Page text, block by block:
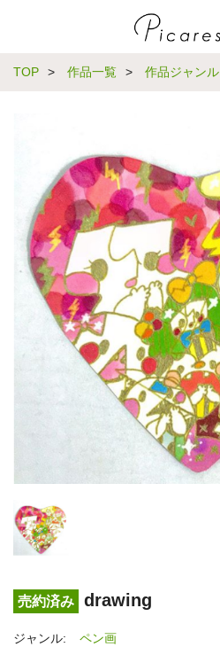
TOP > 作品一覧 > 作品ジャンル
売約済み drawing
ジャンル: ペン画